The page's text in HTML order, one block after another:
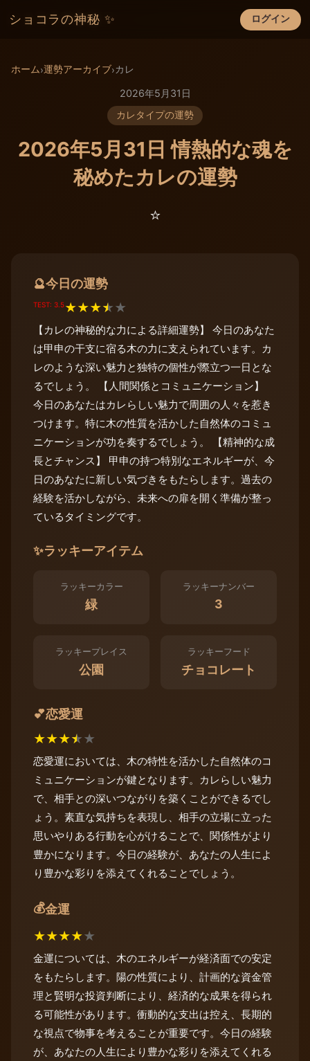
ショコラの神秘 ✨ ログイン
×
ホーム›運勢アーカイブ›カレ
2026年5月31日
カレタイプの運勢
2026年5月31日 情熱的な魂を
秘めたカレの運勢
⭐️
🔮今日の運勢
TEST: 3.5★★★★★
【カレの神秘的な力による詳細運勢】 今日のあなた
は甲申の干支に宿る木の力に支えられています。カ
レのような深い魅力と独特の個性が際立つ一日とな
るでしょう。 【人間関係とコミュニケーション】
今日のあなたはカレらしい魅力で周囲の人々を惹き
つけます。特に木の性質を活かした自然体のコミュ
ニケーションが功を奏するでしょう。 【精神的な成
長とチャンス】 甲申の持つ特別なエネルギーが、今
日のあなたに新しい気づきをもたらします。過去の
経験を活かしながら、未来への扉を開く準備が整っ
ているタイミングです。
✨ラッキーアイテム
ラッキーカラー
緑
ラッキーナンバー
3
ラッキープレイス
公園
ラッキーフード
チョコレート
💕恋愛運
★★★★★
恋愛運においては、木の特性を活かした自然体のコ
ミュニケーションが鍵となります。カレらしい魅力
で、相手との深いつながりを築くことができるでし
ょう。素直な気持ちを表現し、相手の立場に立った
思いやりある行動を心がけることで、関係性がより
豊かになります。今日の経験が、あなたの人生によ
り豊かな彩りを添えてくれることでしょう。
💰金運
★★★★★
金運については、木のエネルギーが経済面での安定
をもたらします。陽の性質により、計画的な資金管
理と賢明な投資判断により、経済的な成果を得られ
る可能性があります。衝動的な支出は控え、長期的
な視点で物事を考えることが重要です。今日の経験
が、あなたの人生により豊かな彩りを添えてくれる